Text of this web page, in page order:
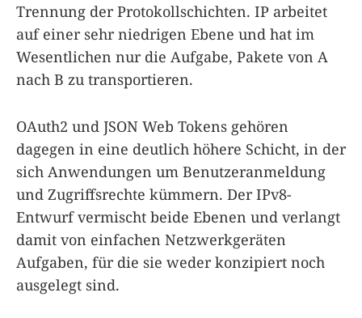
Trennung der Protokollschichten. IP arbeitet
auf einer sehr niedrigen Ebene und hat im
Wesentlichen nur die Aufgabe, Pakete von A
nach B zu transportieren.
OAuth2 und JSON Web Tokens gehören
dagegen in eine deutlich höhere Schicht, in der
sich Anwendungen um Benutzeranmeldung
und Zugriffsrechte kümmern. Der IPv8-
Entwurf vermischt beide Ebenen und verlangt
damit von einfachen Netzwerkgeräten
Aufgaben, für die sie weder konzipiert noch
ausgelegt sind.